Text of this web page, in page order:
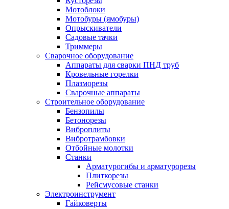
Мотоблоки
Мотобуры (ямобуры)
Опрыскиватели
Садовые тачки
Триммеры
Сварочное оборудование
Аппараты для сварки ПНД труб
Кровельные горелки
Плазморезы
Сварочные аппараты
Строительное оборудование
Бензопилы
Бетонорезы
Виброплиты
Вибротрамбовки
Отбойные молотки
Станки
Арматурогибы и арматурорезы
Плиткорезы
Рейсмусовые станки
Электроинструмент
Гайковерты